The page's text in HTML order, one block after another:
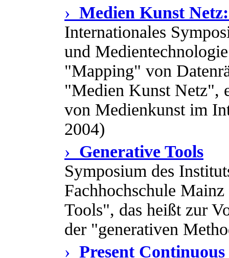
› Medien Kunst
Internationales
und
"Mapping" von
"Medien Kunst Netz",
von Medienkunst im
2004)
› Generative Tools
Symposium des
Fachhochschule
Tools", das heißt zur
der "generativen
› Present Continuous